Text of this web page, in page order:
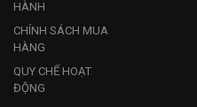
HÀNH
CHÍNH SÁCH MUA
HÀNG
QUY CHẾ HOẠT
ĐỘNG